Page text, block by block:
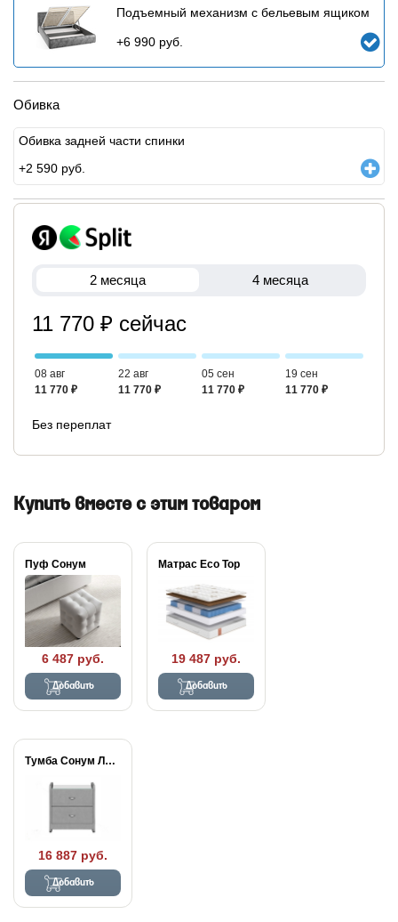
Подъемный механизм с бельевым ящиком
+6 990 руб.
Обивка
Обивка задней части спинки
+2 590 руб.
2 месяца 4 месяца
11 770 ₽ сейчас
08 авг
11 770 ₽
22 авг
11 770 ₽
05 сен
11 770 ₽
19 сен
11 770 ₽
Без переплат
Купить вместе с этим товаром
Пуф Сонум
6 487 руб.
Добавить
Матрас Eco Top
19 487 руб.
Добавить
Тумба Сонум Люкс...
16 887 руб.
Добавить